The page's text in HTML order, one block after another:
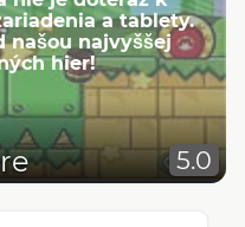
a tablety.
našou najvyššej
hier!
5.0